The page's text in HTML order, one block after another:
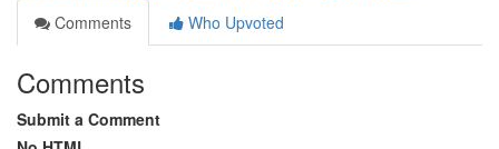
Comments
Who Upvoted
Comments
Submit a Comment